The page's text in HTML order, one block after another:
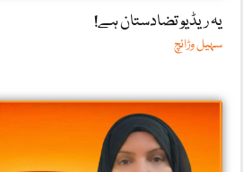
یہ ریڈیو تضادستان ہے!
سہیل وڑائچ